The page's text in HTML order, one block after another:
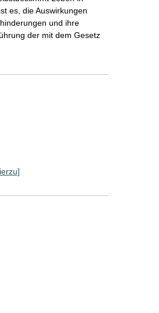
es, die Auswirkungen
und ihre
der mit dem Gesetz